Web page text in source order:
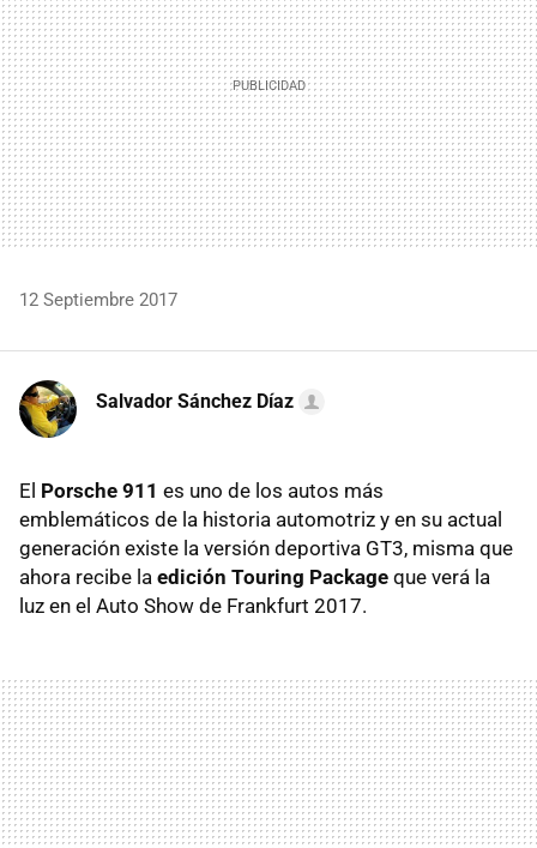
12 Septiembre 2017
Salvador Sánchez Díaz
El Porsche 911 es uno de los autos más
emblemáticos de la historia automotriz y en su actual
generación existe la versión deportiva GT3, misma que
ahora recibe la edición Touring Package que verá la
luz en el Auto Show de Frankfurt 2017.